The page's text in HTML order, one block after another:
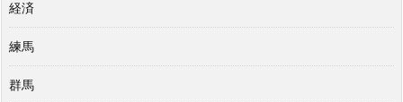
経済
練馬
群馬